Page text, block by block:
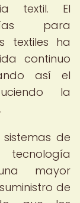
textil. El
para
textiles ha
continuo
así el
la
de
mayor
de